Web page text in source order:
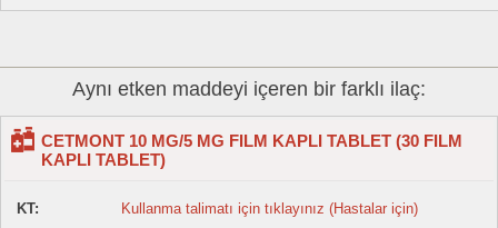
Aynı etken maddeyi içeren bir farklı ilaç:
CETMONT 10 MG/5 MG FILM KAPLI TABLET (30 FILM
KAPLI TABLET)
KT:
Kullanma talimatı için tıklayınız (Hastalar için)